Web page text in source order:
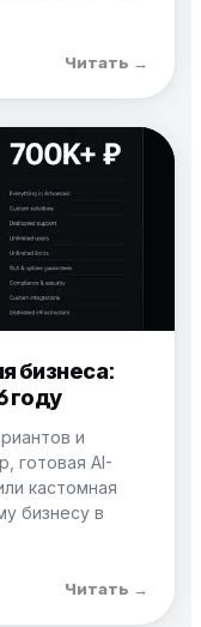
Читать →
бизнеса:
году
и
готовая AI-
кастомная
бизнесу в
Читать →